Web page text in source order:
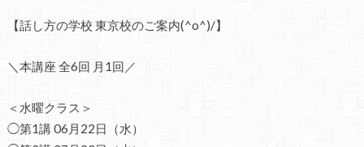
【話し方の学校 東京校のご案内(^o^)/】
＼本講座 全6回 月1回／
＜水曜クラス＞
◯第1講 06月22日（水）